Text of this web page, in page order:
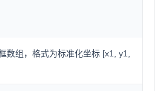
数组，格式为标准化坐标 [x1, y1,